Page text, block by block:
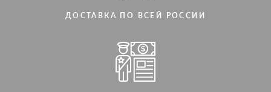
ДОСТАВКА ПО ВСЕЙ РОССИИ